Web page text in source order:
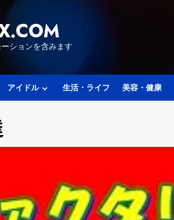
ションを含みます
アイドル 生活・ライフ 美容・健康